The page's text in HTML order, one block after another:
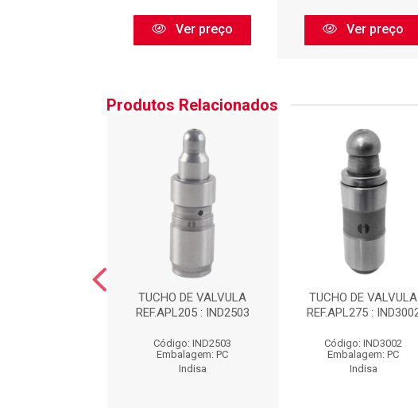
Ver preço Ver preço
Produtos Relacionados
TUCHO DE VALVULA
REF.APL205 : IND2503
Código: IND2503
Embalagem: PC
Indisa
TUCHO DE VALVULA
REF.APL275 :
Código: IND3002
Embalagem: PC
Indisa